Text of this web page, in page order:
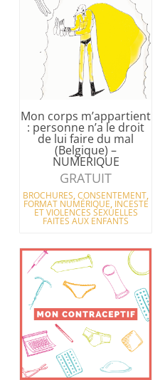
Mon corps m’appartient
: personne n’a le droit
de lui faire du mal
(Belgique) –
NUMERIQUE
GRATUIT
BROCHURES,CONSENTEMENT,
FORMAT NUMÉRIQUE, INCESTE
ET VIOLENCES SEXUELLES
FAITES AUX ENFANTS